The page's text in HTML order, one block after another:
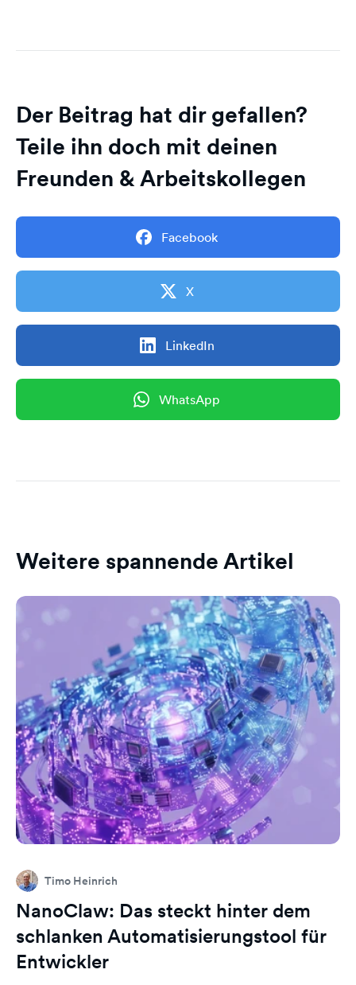
Der Beitrag hat dir gefallen?
Teile ihn doch mit deinen
Freunden & Arbeitskollegen
Facebook
X
LinkedIn
WhatsApp
Weitere spannende Artikel
Timo Heinrich
NanoClaw: Das steckt hinter dem
schlanken Automatisierungstool für
Entwickler